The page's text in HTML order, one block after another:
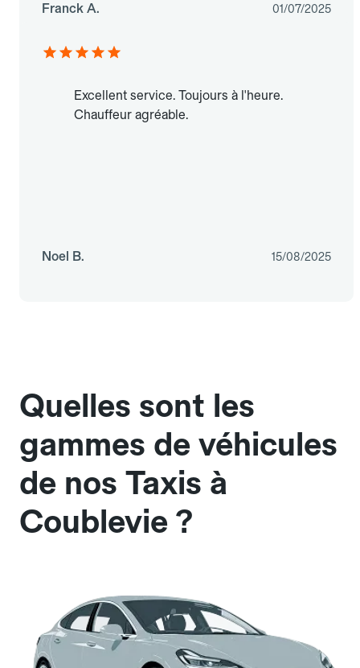
Franck A. 01/07/2025
Excellent service. Toujours à l'heure.
Chauffeur agréable.
Noel B. 15/08/2025
Quelles sont les
gammes de véhicules
de nos Taxis à
Coublevie ?